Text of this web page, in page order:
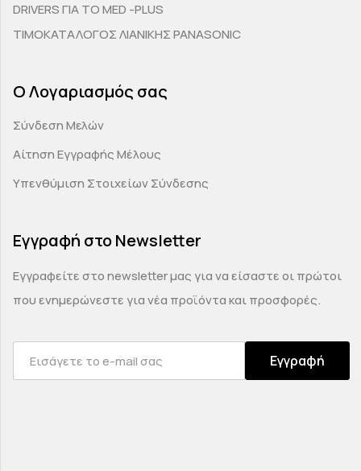
DRIVERS ΓΙΑ ΤΟ MED -PLUS
ΤΙΜΟΚΑΤΑΛΟΓΟΣ ΛΙΑΝΙΚΗΣ PANASONIC
Ο Λογαριασμός σας
Σύνδεση Μελών
Αίτηση Εγγραφής Μέλους
Υπενθύμιση Στοιχείων Σύνδεσης
Εγγραφή στο Newsletter
Εγγραφείτε στο newsletter μας για να είσαστε οι πρώτοι
που ενημερώνεστε για νέα προϊόντα και προσφορές.
Εγγραφή